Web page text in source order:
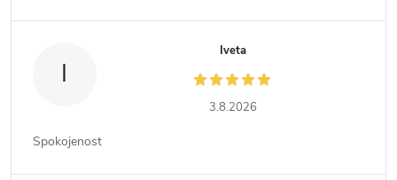
I
Iveta
3.8.2026
Spokojenost